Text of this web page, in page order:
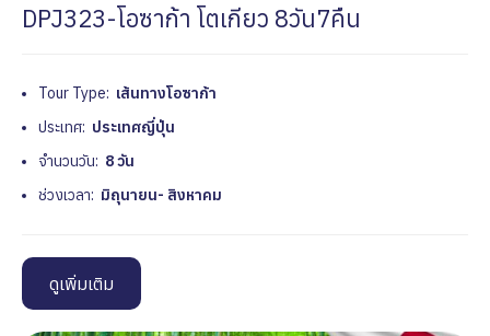
DPJ323-โอซาก้า โตเกียว 8วัน7คืน
Tour Type: เส้นทางโอซาก้า
ประเทศ: ประเทศญี่ปุ่น
จำนวนวัน: 8 วัน
ช่วงเวลา: มิถุนายน- สิงหาคม
ดูเพิ่มเติม